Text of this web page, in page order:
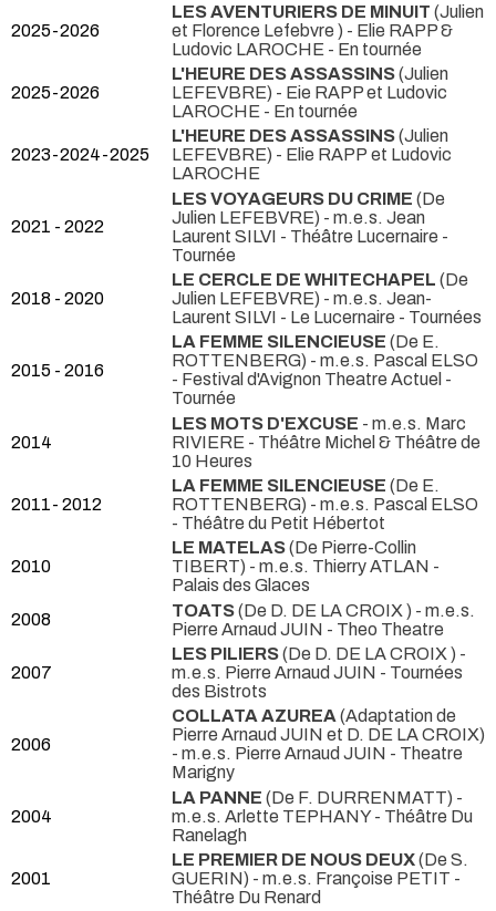
2025-2026
LES AVENTURIERS DE MINUIT (Julien
et Florence Lefebvre ) - Elie RAPP &
Ludovic LAROCHE - En tournée
2025-2026
L'HEURE DES ASSASSINS(Julien
LEFEVBRE) - Eie RAPP et Ludovic
LAROCHE - En tournée
2023-2024-2025
L'HEURE DES ASSASSINS(Julien
LEFEVBRE) - Elie RAPP et Ludovic
LAROCHE
2021 - 2022
LES VOYAGEURS DU CRIME (De
Julien LEFEBVRE) - m.e.s. Jean
Laurent SILVI - Théâtre Lucernaire -
Tournée
2018 - 2020
LE CERCLE DE WHITECHAPEL (De
Julien LEFEBVRE) - m.e.s. Jean-
Laurent SILVI - Le Lucernaire - Tournées
2015 - 2016
LA FEMME SILENCIEUSE (De E.
ROTTENBERG) - m.e.s. Pascal ELSO
- Festival d'Avignon Theatre Actuel -
Tournée
2014
LES MOTS D'EXCUSE - m.e.s. Marc
RIVIERE - Théâtre Michel & Théâtre de
10 Heures
2011- 2012
LA FEMME SILENCIEUSE (De E.
ROTTENBERG) - m.e.s. Pascal ELSO
- Théâtre du Petit Hébertot
2010
LE MATELAS(De Pierre-Collin
TIBERT) - m.e.s. Thierry ATLAN -
Palais des Glaces
2008
TOATS(De D. DE LA CROIX ) - m.e.s.
Pierre Arnaud JUIN - Theo Theatre
2007
LES PILIERS(De D. DE LA CROIX ) -
m.e.s. Pierre Arnaud JUIN - Tournées
des Bistrots
2006
COLLATA AZUREA (Adaptation de
Pierre Arnaud JUIN et D. DE LA CROIX)
- m.e.s. Pierre Arnaud JUIN - Theatre
Marigny
2004
LA PANNE (De F. DURRENMATT) -
m.e.s. Arlette TEPHANY- Théâtre Du
Ranelagh
2001
LE PREMIER DE NOUS DEUX(De S.
GUERIN) - m.e.s. Françoise PETIT -
Théâtre Du Renard